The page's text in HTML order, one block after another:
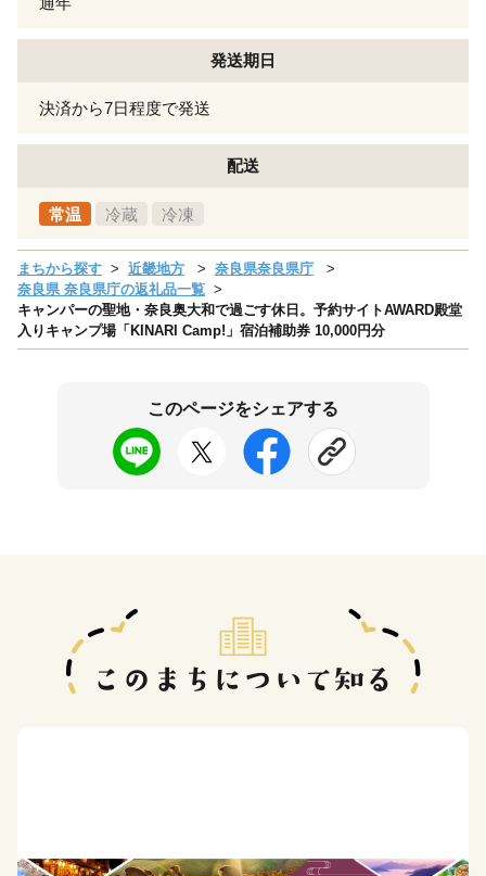
発送期日
決済から7日程度で発送
配送
常温 冷蔵 冷凍
まちから探す 近畿地方
奈良県奈良県庁
奈良県 奈良県庁の返礼品一覧
キャンパーの聖地・奈良奥大和で過ごす休日。予約サイトAWARD殿堂
入りキャンプ場「KINARI Camp!」宿泊補助券 10,000円分
このページをシェアする